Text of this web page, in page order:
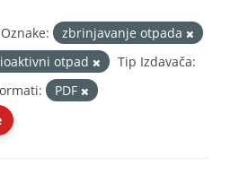
Oznake:
zbrinjavanje otpada
otpad
Tip Izdavača:
PDF